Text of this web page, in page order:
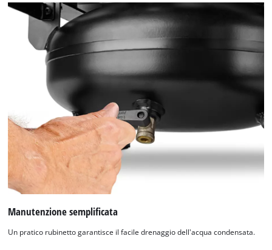
Manutenzione semplificata
Un pratico rubinetto garantisce il facile drenaggio dell'acqua condensata.